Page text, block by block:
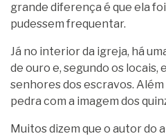
grande diferença é que ela
pudessem frequentar.
Já no interior da igreja, há
de ouro e, segundo os locais,
senhores dos escravos. Além
pedra com a imagem dos
Muitos dizem que o autor do